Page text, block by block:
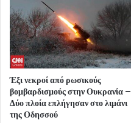
Έξι νεκροί από ρωσικούς
βομβαρδισμούς στην Ουκρανία –
Δύο πλοία επλήγησαν στο λιμάνι
της Οδησσού